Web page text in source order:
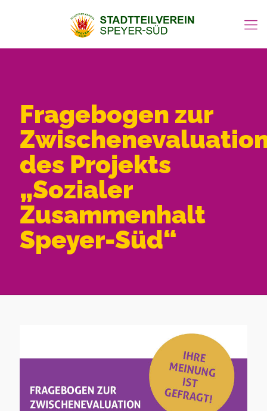
Fragebogen zur
des Projekts
„Sozialer
Zusammenhalt
Speyer-Süd“